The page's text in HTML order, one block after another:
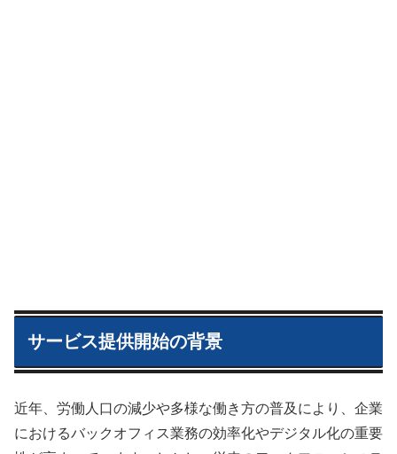
サービス提供開始の背景
近年、労働人口の減少や多様な働き方の普及により、企業
におけるバックオフィス業務の効率化やデジタル化の重要